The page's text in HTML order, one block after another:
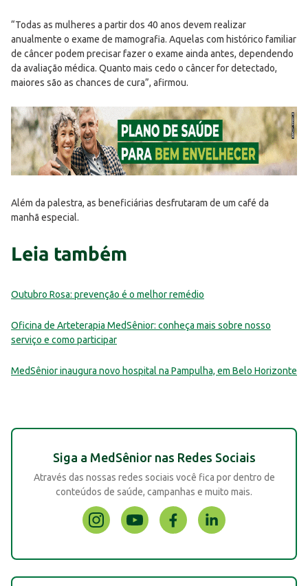
“Todas as mulheres a partir dos 40 anos devem realizar
anualmente o exame de mamografia. Aquelas com histórico familiar
de câncer podem precisar fazer o exame ainda antes, dependendo
da avaliação médica. Quanto mais cedo o câncer for detectado,
maiores são as chances de cura”, afirmou.
Além da palestra, as beneficiárias desfrutaram de um café da
manhã especial.
Leia também
Outubro Rosa: prevenção é o melhor remédio
Oficina de Arteterapia MedSênior: conheça mais sobre nosso
serviço e como participar
MedSênior inaugura novo hospital na Pampulha, em Belo Horizonte
Siga a MedSênior nas Redes Sociais
Através das nossas redes sociais você fica por dentro de
conteúdos de saúde, campanhas e muito mais.